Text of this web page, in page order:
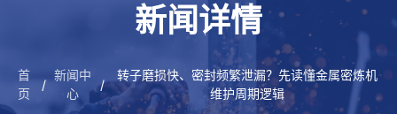
新闻详情
首
页
/
新闻中
心
/
转子磨损快、密封频繁泄漏？先读懂金属密炼机
维护周期逻辑